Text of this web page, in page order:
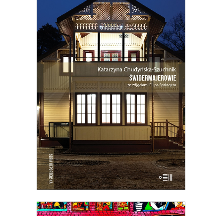
[EBOOK] ŚWIDERMAJEROWIE
Domy torty, domy duchy, domy
ogniska, domy uśpione i domy
wskrzeszone, domy skarbonki i domy
bezpańskie…
55.00 zł 27.50zł
E-BOOK DO KOSZYKA